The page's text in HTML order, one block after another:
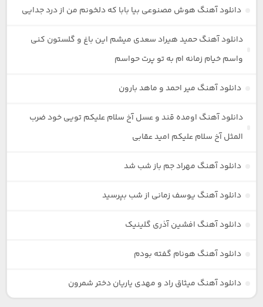
دانلود آهنگ هوش مصنوعی بیا بابا که دلخونم من از درد جدایی
دانلود آهنگ حمید هیراد سعدی میشم این باغ و گلستون کنی
واسم خیام زمانه ام به تو پرت حواسم
دانلود آهنگ میر احمد و ماهد بارون
دانلود آهنگ اومده قند و عسل آخ سلام علیکم تویی خود ضرب
المثل آخ سلام علیکم امید عقابی
دانلود آهنگ مهراد جم باز شب شد
دانلود آهنگ یوسف زمانی از شب بپرسید
دانلود آهنگ افشین آذری گلینیک
دانلود آهنگ هونام گفته بودم
دانلود آهنگ میثاق راد و مهدی یاریان دختر شمرون